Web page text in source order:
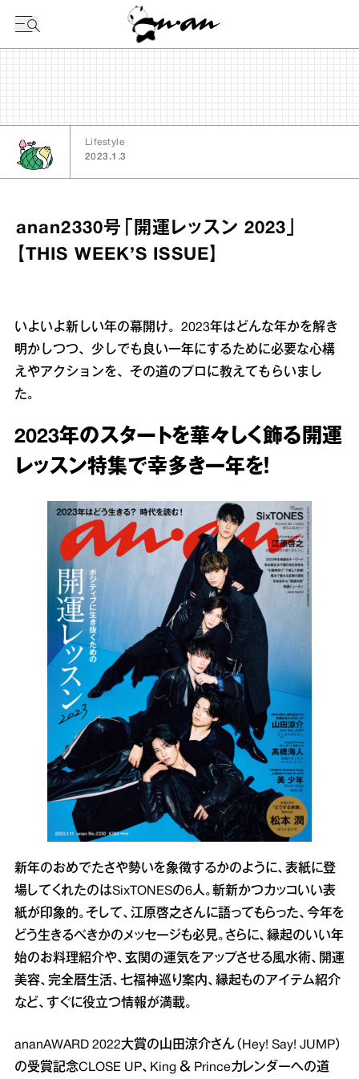
Lifestyle
2023.1.3
anan2330号「開運レッスン 2023」
【THIS WEEK’S ISSUE】
いよいよ新しい年の幕開け。2023年はどんな年かを解き
明かしつつ、少しでも良い一年にするために必要な心構
えやアクションを、その道のプロに教えてもらいまし
た。
2023年のスタートを華々しく飾る開運
レッスン特集で幸多き一年を！
新年のおめでたさや勢いを象徴するかのように、表紙に登
場してくれたのはSixTONESの6人。斬新かつカッコいい表
紙が印象的。そして、江原啓之さんに語ってもらった、今年を
どう生きるべきかのメッセージも必見。さらに、縁起のいい年
始のお料理紹介や、玄関の運気をアップさせる風水術、開運
美容、完全暦生活、七福神巡り案内、縁起ものアイテム紹介
など、すぐに役立つ情報が満載。
ananAWARD 2022大賞の山田涼介さん（Hey! Say! JUMP）
の受賞記念CLOSE UP、King ＆ Princeカレンダーへの道